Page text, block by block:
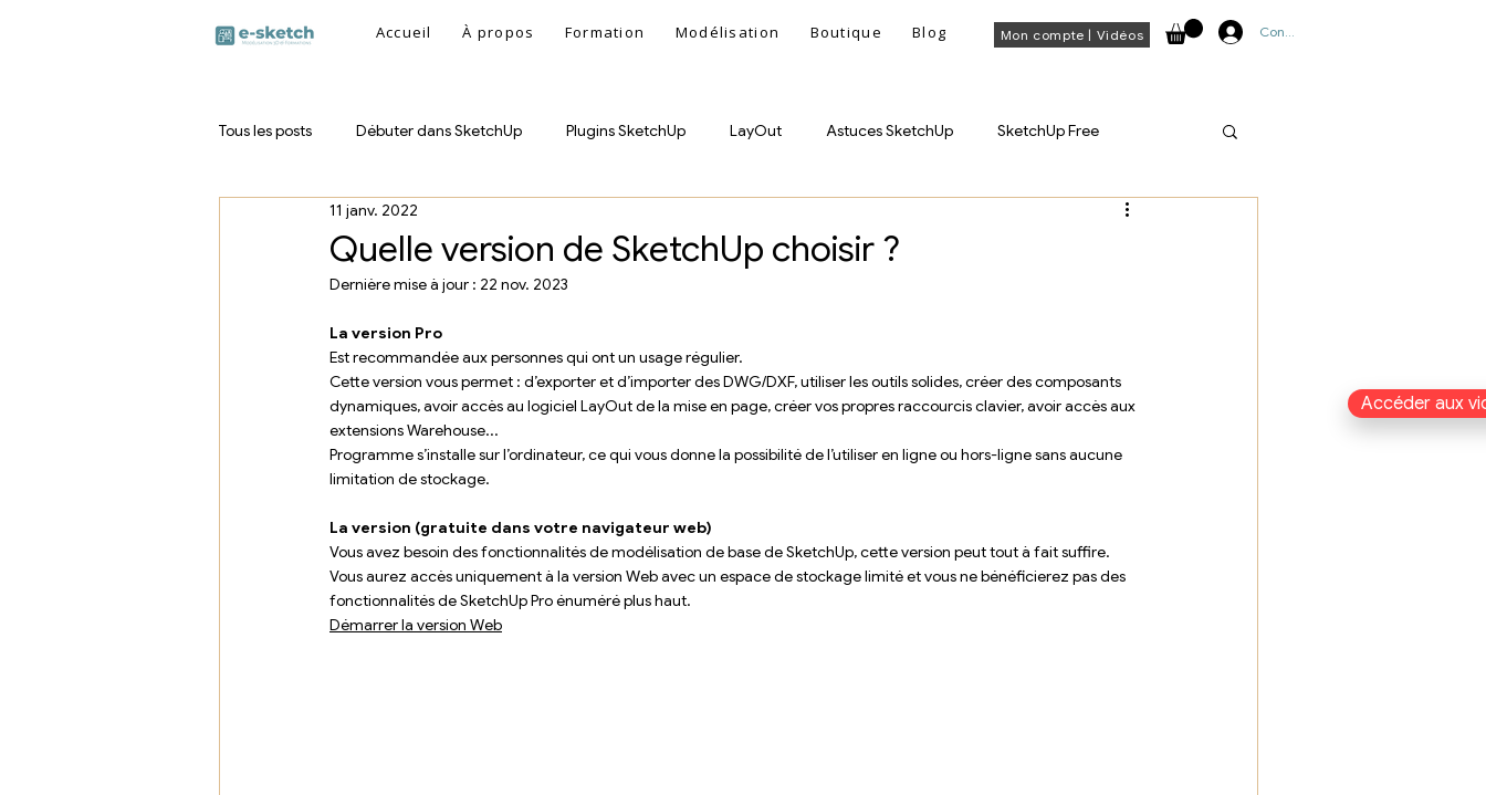
Accueil À propos Formation Modélisation Boutique Blog Mon compte | Vidéos Connexion
Tous les posts Débuter dans SketchUp Plugins SketchUp LayOut Astuces SketchUp SketchUp Free
SketchUp Menuiseries
Quelle version de SketchUp choisir ?
11 janv. 2022
Dernière mise à jour : 22 nov. 2023
La version Pro
Est recommandée aux personnes qui ont un usage régulier.
Cette version vous permet : d’exporter et d’importer des DWG/DXF, utiliser les outils solides, créer des composants
dynamiques, avoir accès au logiciel LayOut de la mise en page, créer vos propres raccourcis clavier, avoir accès aux
extensions Warehouse...
Programme s’installe sur l’ordinateur, ce qui vous donne la possibilité de l’utiliser en ligne ou hors-ligne sans aucune
limitation de stockage.
La version (gratuite dans votre navigateur web)
Vous avez besoin des fonctionnalités de modélisation de base de SketchUp, cette version peut tout à fait suffire.
Vous aurez accès uniquement à la version Web avec un espace de stockage limité et vous ne bénéficierez pas des
fonctionnalités de SketchUp Pro énuméré plus haut.
Démarrer la version Web
Accéder aux